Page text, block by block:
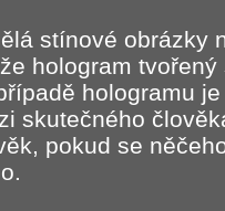
stínové obrázky
hologram
hologramu
skutečného
pokud se